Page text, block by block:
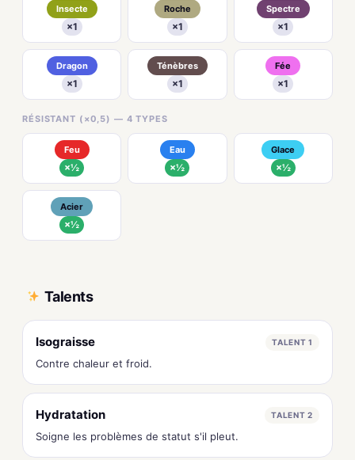
Insecte
×1
Roche
×1
Spectre
×1
Dragon
×1
Ténèbres
×1
Fée
×1
RÉSISTANT (×0,5) — 4 TYPES
Feu
×½
Eau
×½
Glace
×½
Acier
×½
Talents
Isograisse TALENT 1
Contre chaleur et froid.
Hydratation TALENT 2
Soigne les problèmes de statut s'il pleut.